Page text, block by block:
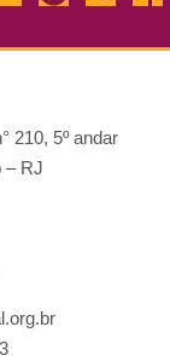
210, 5º andar
– RJ